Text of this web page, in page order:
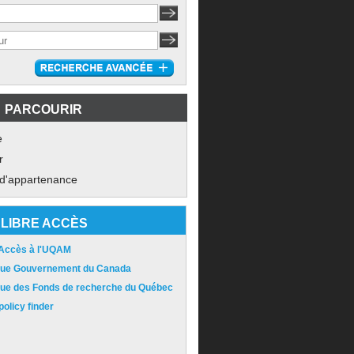
PARCOURIR
LIBRE ACCÈS
à l'UQAM
Gouvernement du Canada
des Fonds de recherche du Québec
finder